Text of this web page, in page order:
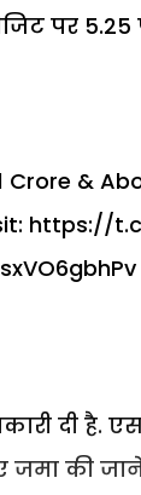
पर
Crore &
https://
दी है.
की जाने